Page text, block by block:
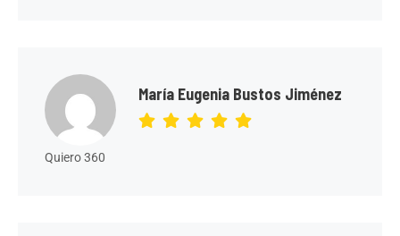
María Eugenia Bustos Jiménez
Quiero 360